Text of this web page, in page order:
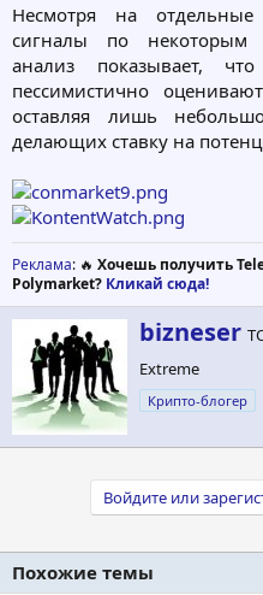
Несмотря на
сигналы по некоторым
анализ показывает,
пессимистично
оставляя лишь
делающих ставку на
Реклама: 🔥 Хочешь получить
Polymarket? Кликай сюда!
А
в
т
о
р
bizneser
Extreme
Крипто-блогер
Войдите или
Похожие темы